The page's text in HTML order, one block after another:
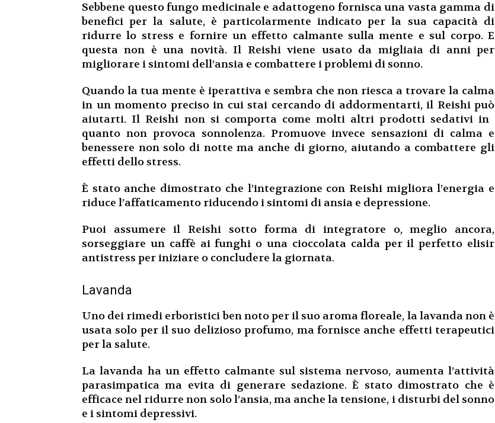
Sebbene questo fungo medicinale e adattogeno fornisca una vasta gamma di
benefici per la salute, è particolarmente indicato per la sua capacità di
ridurre lo stress e fornire un effetto calmante sulla mente e sul corpo. E
questa non è una novità. Il Reishi viene usato da migliaia di anni per
migliorare i sintomi dell’ansia e combattere i problemi di sonno.
Quando la tua mente è iperattiva e sembra che non riesca a trovare la calma
in un momento preciso in cui stai cercando di addormentarti, il Reishi può
aiutarti. Il Reishi non si comporta come molti altri prodotti sedativi in ​​
quanto non provoca sonnolenza. Promuove invece sensazioni di calma e
benessere non solo di notte ma anche di giorno, aiutando a combattere gli
effetti dello stress.
È stato anche dimostrato che l’integrazione con Reishi migliora l’energia e
riduce l’affaticamento riducendo i sintomi di ansia e depressione.
Puoi assumere il Reishi sotto forma di integratore o, meglio ancora,
sorseggiare un caffè ai funghi o una cioccolata calda per il perfetto elisir
antistress per iniziare o concludere la giornata.
Lavanda
Uno dei rimedi erboristici ben noto per il suo aroma floreale, la lavanda non è
usata solo per il suo delizioso profumo, ma fornisce anche effetti terapeutici
per la salute.
La lavanda ha un effetto calmante sul sistema nervoso, aumenta l’attività
parasimpatica ma evita di generare sedazione. È stato dimostrato che è
efficace nel ridurre non solo l’ansia, ma anche la tensione, i disturbi del sonno
e i sintomi depressivi.